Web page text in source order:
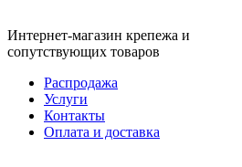
Интернет-магазин крепежа и
сопутствующих товаров
Распродажа
Услуги
Контакты
Оплата и доставка